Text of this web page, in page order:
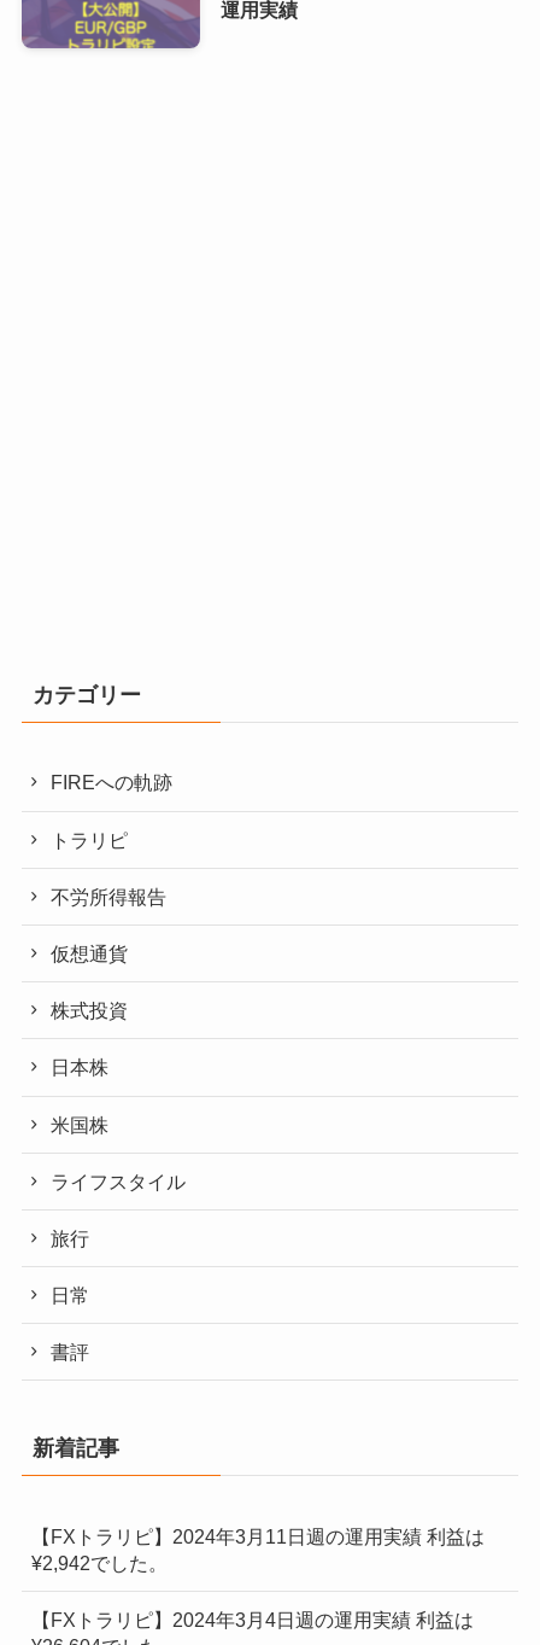
運用実績
カテゴリー
FIREへの軌跡
トラリピ
不労所得報告
仮想通貨
株式投資
日本株
米国株
ライフスタイル
旅行
日常
書評
新着記事
【FXトラリピ】2024年3月11日週の運用実績 利益は
¥2,942でした。
【FXトラリピ】2024年3月4日週の運用実績 利益は